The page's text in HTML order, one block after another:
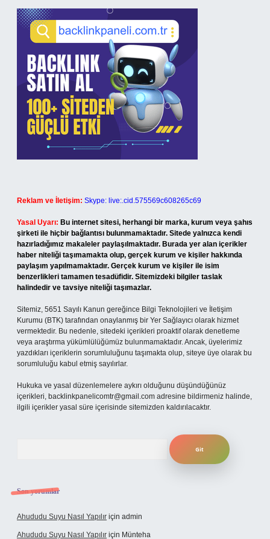
Reklam ve İletişim: Skype: live:.cid.575569c608265c69
Yasal Uyarı: Bu internet sitesi, herhangi bir marka, kurum veya şahıs
şirketi ile hiçbir bağlantısı bulunmamaktadır. Sitede yalnızca kendi
hazırladığımız makaleler paylaşılmaktadır. Burada yer alan içerikler
haber niteliği taşımamakta olup, gerçek kurum ve kişiler hakkında
paylaşım yapılmamaktadır. Gerçek kurum ve kişiler ile isim
benzerlikleri tamamen tesadüfidir. Sitemizdeki bilgiler taslak
halindedir ve tavsiye niteliği taşımazlar.
Sitemiz, 5651 Sayılı Kanun gereğince Bilgi Teknolojileri ve İletişim
Kurumu (BTK) tarafından onaylanmış bir Yer Sağlayıcı olarak hizmet
vermektedir. Bu nedenle, sitedeki içerikleri proaktif olarak denetleme
veya araştırma yükümlülüğümüz bulunmamaktadır. Ancak, üyelerimiz
yazdıkları içeriklerin sorumluluğunu taşımakta olup, siteye üye olarak bu
sorumluluğu kabul etmiş sayılırlar.
Hukuka ve yasal düzenlemelere aykırı olduğunu düşündüğünüz
içerikleri, backlinkpanelicomtr@gmail.com adresine bildirmeniz halinde,
ilgili içerikler yasal süre içerisinde sitemizden kaldırılacaktır.
Son yorumlar
Ahududu Suyu Nasıl Yapılır için admin
Ahududu Suyu Nasıl Yapılır için Münteha